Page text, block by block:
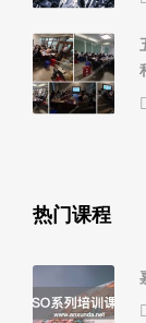
热门课程